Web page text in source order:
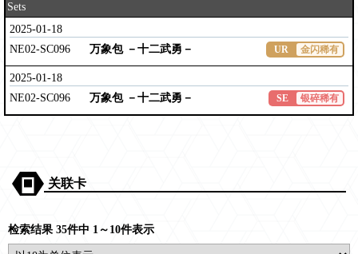
Sets
2025-01-18
NE02-SC096
万象包 －十二武勇－ UR 金闪稀有
2025-01-18
NE02-SC096
万象包 －十二武勇－ SE 银碎稀有
关联卡
检索结果 35件中 1～10件表示